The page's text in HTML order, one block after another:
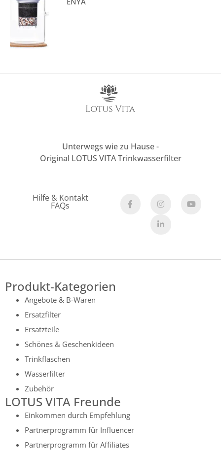
Unterwegs wie zu Hause -
Original LOTUS VITA Trinkwasserfilter
Hilfe & Kontakt
FAQs
Produkt-Kategorien
Angebote & B-Waren
Ersatzfilter
Ersatzteile
Schönes & Geschenkideen
Trinkflaschen
Wasserfilter
Zubehör
LOTUS VITA Freunde
Einkommen durch Empfehlung
Partnerprogramm für Influencer
Partnerprogramm für Affiliates